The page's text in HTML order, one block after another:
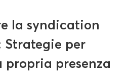
la syndication
per
presenza